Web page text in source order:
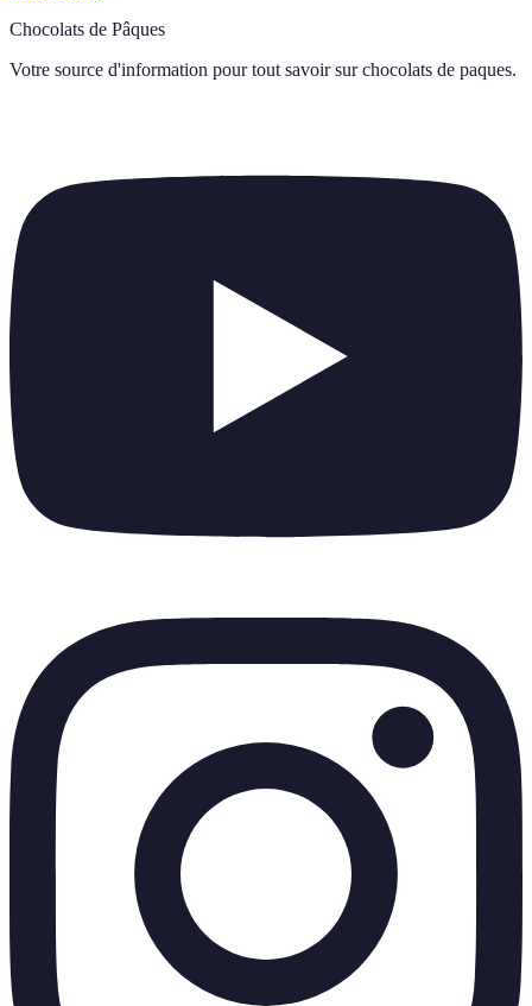
Chocolats de Pâques
Votre source d'information pour tout savoir sur chocolats de paques.